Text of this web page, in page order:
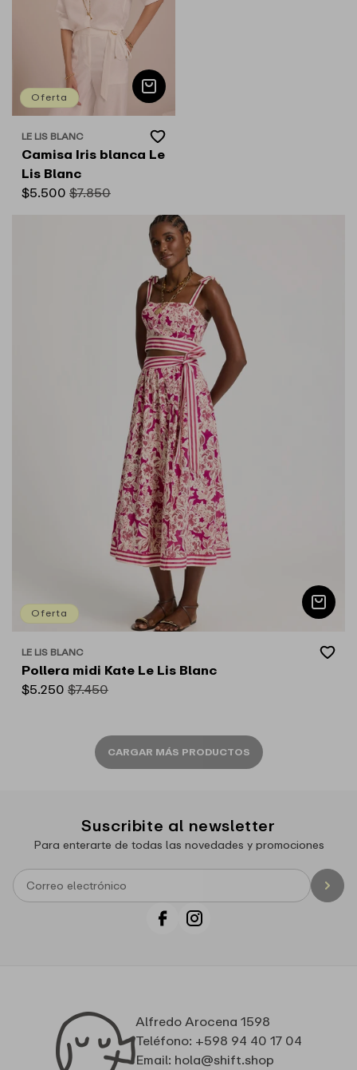
Oferta
Proveedor:
LE LIS BLANC
Add
to
Wishlist
Camisa Iris blanca Le
Lis Blanc
Precio
$5.500 Precio
$7.850
Oferta
Proveedor:
LE LIS BLANC
Add
to
Pollera midi Kate Le Lis Blanc
Precio
$5.250 Precio
$7.450
CARGAR MÁS PRODUCTOS
Suscribite al newsletter
Para enterarte de todas las novedades y promociones
FacebookInstagram
Alfredo Arocena 1598
Teléfono: +598 94 40 17 04
Email: hola@shift.shop